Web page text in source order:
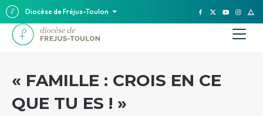
Diocèse de Fréjus-Toulon
« FAMILLE : CROIS EN CE
QUE TU ES ! »